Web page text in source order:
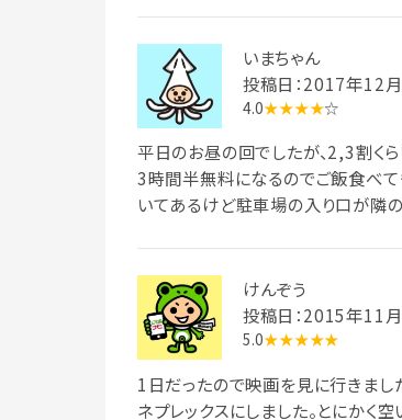
いまちゃん
投稿日：2017年12
4.0★★★★☆
平日のお昼の回でしたが、2,3割く
3時間半無料になるのでご飯食べて
いてあるけど駐車場の入り口が隣
けんぞう
投稿日：2015年11
5.0★★★★★
1日だったので映画を見に行きまし
ネプレックスにしました。とにかく空